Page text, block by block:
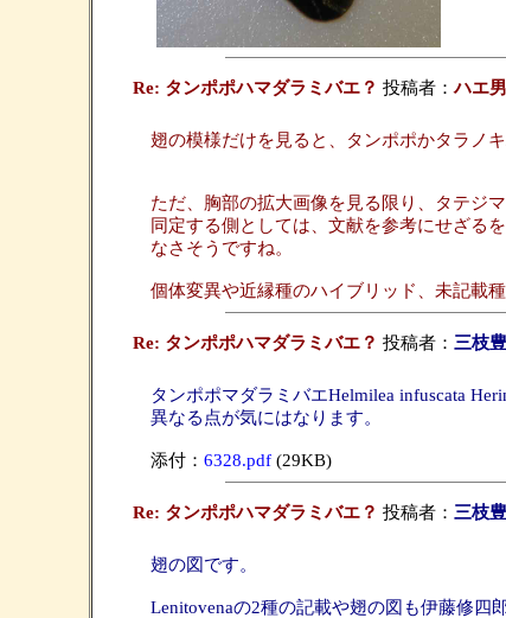
Re: タンポポハマダラミバエ？ 投稿者：ハエ男
翅の模様だけを見ると、タンポポかタラノ
ただ、胸部の拡大画像を見る限り、タテジ
同定する側としては、文献を参考にせざる
なさそうですね。
個体変異や近縁種のハイブリッド、未記載
Re: タンポポハマダラミバエ？ 投稿者： 三枝
タンポポマダラミバエHelmilea infuscata
異なる点が気にはなります。
添付： 6328.pdf(29KB)
Re: タンポポハマダラミバエ？ 投稿者： 三枝
翅の図です。
Lenitovenaの2種の記載や翅の図も伊藤修